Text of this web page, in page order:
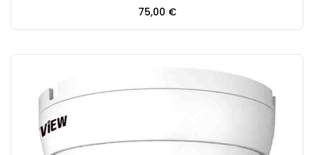
Precio
75,00 €